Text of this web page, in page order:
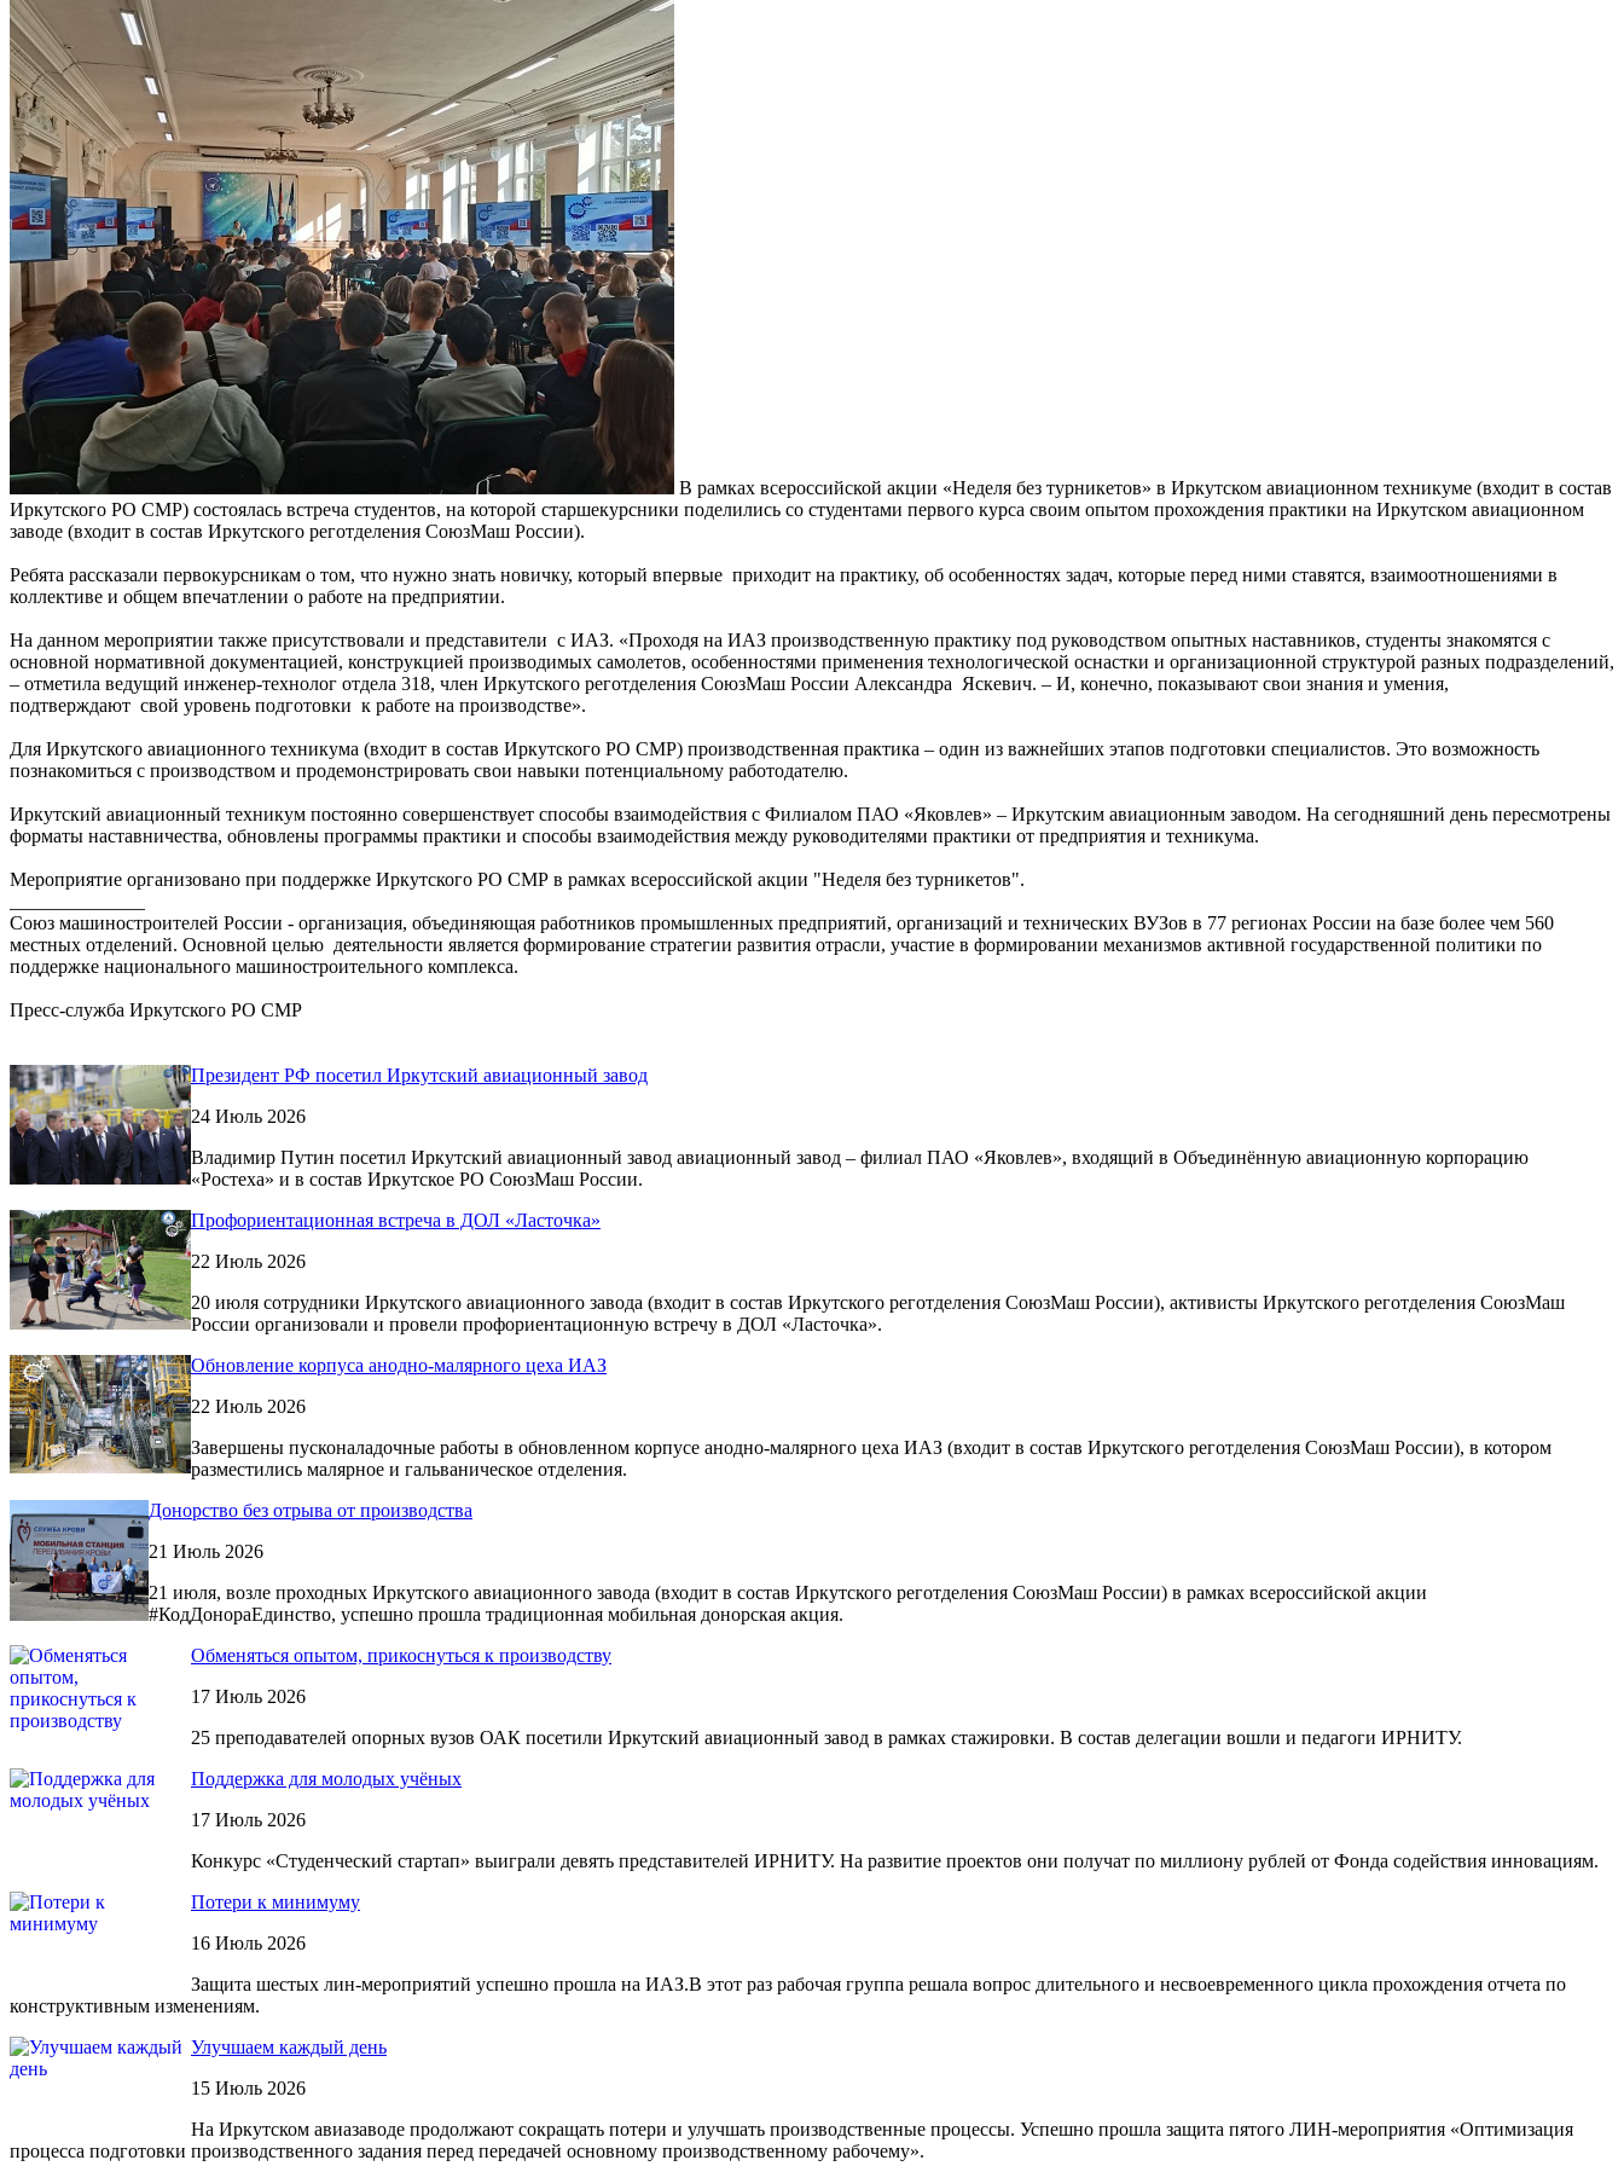
В рамках всероссийской акции «Неделя без турникетов» в Иркутском авиационном техникуме (входит в состав
Иркутского РО СМР) состоялась встреча студентов, на которой старшекурсники поделились со студентами первого курса своим опытом прохождения практики на Иркутском авиационном
заводе (входит в состав Иркутского реготделения СоюзМаш России).
Ребята рассказали первокурсникам о том, что нужно знать новичку, который впервые приходит на практику, об особенностях задач, которые перед ними ставятся, взаимоотношениями в
коллективе и общем впечатлении о работе на предприятии.
На данном мероприятии также присутствовали и представители с ИАЗ. «Проходя на ИАЗ производственную практику под руководством опытных наставников, студенты знакомятся с
основной нормативной документацией, конструкцией производимых самолетов, особенностями применения технологической оснастки и организационной структурой разных подразделений,
– отметила ведущий инженер-технолог отдела 318, член Иркутского реготделения СоюзМаш России Александра Яскевич. – И, конечно, показывают свои знания и умения,
подтверждают свой уровень подготовки к работе на производстве».
Для Иркутского авиационного техникума (входит в состав Иркутского РО СМР) производственная практика – один из важнейших этапов подготовки специалистов. Это возможность
познакомиться с производством и продемонстрировать свои навыки потенциальному работодателю.
Иркутский авиационный техникум постоянно совершенствует способы взаимодействия с Филиалом ПАО «Яковлев» – Иркутским авиационным заводом. На сегодняшний день пересмотрены
форматы наставничества, обновлены программы практики и способы взаимодействия между руководителями практики от предприятия и техникума.
Мероприятие организовано при поддержке Иркутского РО СМР в рамках всероссийской акции "Неделя без турникетов".
Союз машиностроителей России - организация, объединяющая работников промышленных предприятий, организаций и технических ВУЗов в 77 регионах России на базе более чем 560
местных отделений. Основной целью деятельности является формирование стратегии развития отрасли, участие в формировании механизмов активной государственной политики по
поддержке национального машиностроительного комплекса.
Пресс-служба Иркутского РО СМР
Президент РФ посетил Иркутский авиационный завод
24 Июль 2026
Владимир Путин посетил Иркутский авиационный завод авиационный завод – филиал ПАО «Яковлев», входящий в Объединённую авиационную корпорацию
«Ростеха» и в состав Иркутское РО СоюзМаш России.
Профориентационная встреча в ДОЛ «Ласточка»
22 Июль 2026
20 июля сотрудники Иркутского авиационного завода (входит в состав Иркутского реготделения СоюзМаш России), активисты Иркутского реготделения СоюзМаш
России организовали и провели профориентационную встречу в ДОЛ «Ласточка».
Обновление корпуса анодно-малярного цеха ИАЗ
22 Июль 2026
Завершены пусконаладочные работы в обновленном корпусе анодно-малярного цеха ИАЗ (входит в состав Иркутского реготделения СоюзМаш России), в котором
разместились малярное и гальваническое отделения.
Донорство без отрыва от производства
21 Июль 2026
21 июля, возле проходных Иркутского авиационного завода (входит в состав Иркутского реготделения СоюзМаш России) в рамках всероссийской акции
#КодДонораЕдинство, успешно прошла традиционная мобильная донорская акция.
Обменяться опытом, прикоснуться к производству
17 Июль 2026
25 преподавателей опорных вузов ОАК посетили Иркутский авиационный завод в рамках стажировки. В состав делегации вошли и педагоги ИРНИТУ.
Поддержка для молодых учёных
17 Июль 2026
Конкурс «Студенческий стартап» выиграли девять представителей ИРНИТУ. На развитие проектов они получат по миллиону рублей от Фонда содействия инновациям.
Потери к минимуму
16 Июль 2026
Защита шестых лин-мероприятий успешно прошла на ИАЗ.В этот раз рабочая группа решала вопрос длительного и несвоевременного цикла прохождения отчета по
конструктивным изменениям.
Улучшаем каждый день
15 Июль 2026
На Иркутском авиазаводе продолжают сокращать потери и улучшать производственные процессы. Успешно прошла защита пятого ЛИН-мероприятия «Оптимизация
процесса подготовки производственного задания перед передачей основному производственному рабочему».